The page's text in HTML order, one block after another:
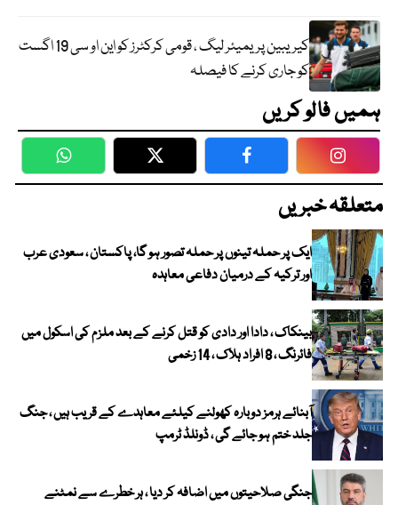
کیریبین پریمیئر لیگ ، قومی کرکٹرز کو این او سی 19 اگست
کو جاری کرنے کا فیصلہ
ہمیں فالو کریں
WhatsApp Twitter Facebook
متعلقہ خبریں
ایک پر حملہ تینوں پر حملہ تصور ہو گا، پاکستان ، سعودی عرب
اور ترکیہ کے درمیان دفاعی معاہدہ
بینکاک ، دادا اور دادی کو قتل کرنے کے بعد ملزم کی اسکول میں
فائرنگ ، 8 افراد ہلاک ، 14 زخمی
آبنائے ہرمز دوبارہ کھولنے کیلئے معاہدے کے قریب ہیں ، جنگ
جلد ختم ہو جائے گی ، ڈونلڈ ٹرمپ
جنگی صلاحیتوں میں اضافہ کر دیا ، ہر خطرے سے نمٹنے